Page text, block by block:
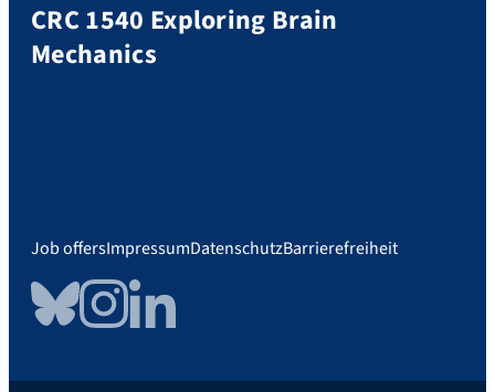
CRC 1540 Exploring Brain
Mechanics
Job offersImpressumDatenschutzBarrierefreiheit
BlueskyInstagramLinkedIn